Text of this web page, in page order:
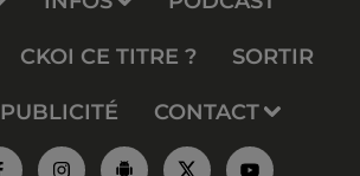
CKOI CE TITRE ? SORTIR
PUBLICITÉ CONTACT